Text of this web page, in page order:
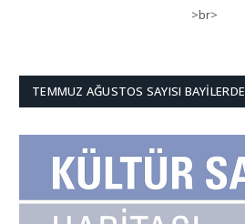
>br>
TEMMUZ AĞUSTOS SAYISI BAYILERDE